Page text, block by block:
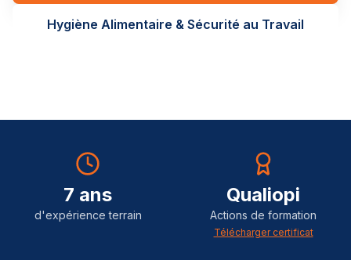
Hygiène Alimentaire & Sécurité au Travail
7 ans
d'expérience terrain
Qualiopi
Actions de formation
Télécharger certificat